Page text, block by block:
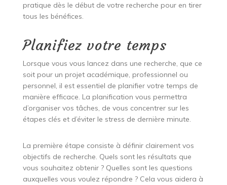
pratique dès le début de votre recherche pour en tirer
tous les bénéfices.
Planifiez votre temps
Lorsque vous vous lancez dans une recherche, que ce
soit pour un projet académique, professionnel ou
personnel, il est essentiel de planifier votre temps de
manière efficace. La planification vous permettra
d’organiser vos tâches, de vous concentrer sur les
étapes clés et d’éviter le stress de dernière minute.
La première étape consiste à définir clairement vos
objectifs de recherche. Quels sont les résultats que
vous souhaitez obtenir ? Quelles sont les questions
auxquelles vous voulez répondre ? Cela vous aidera à